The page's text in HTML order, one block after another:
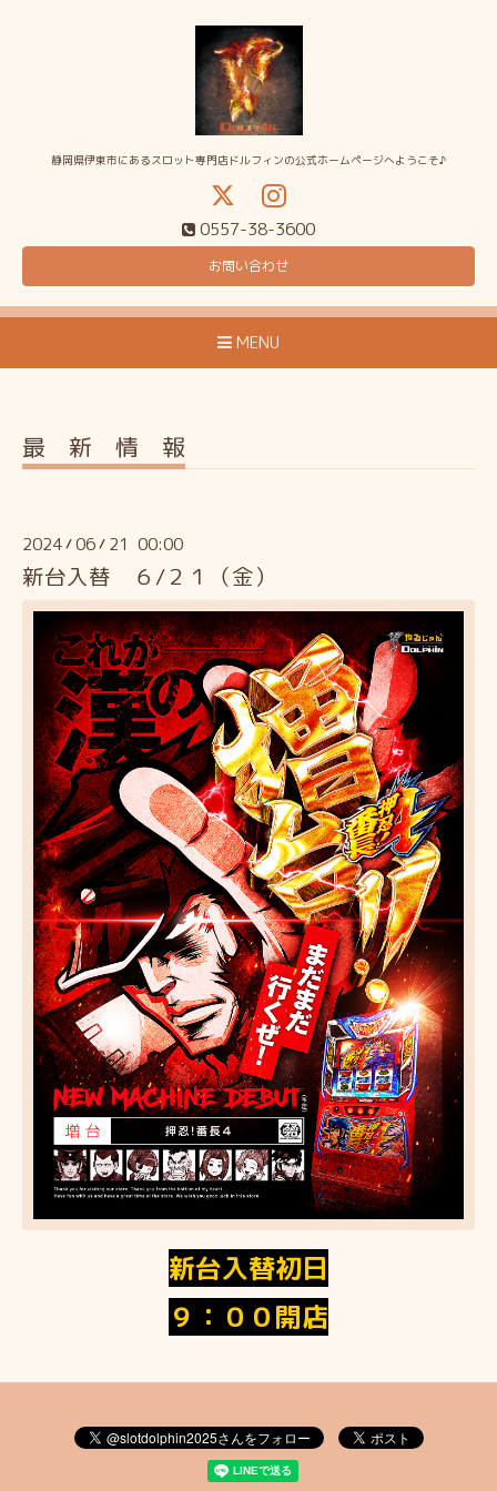
静岡県伊東市にあるスロット専門店ドルフィンの公式ホームページへようこそ♪
0557-38-3600
お問い合わせ
MENU
最 新 情 報
2024/06/ 21 00:00
新台入替 ６/２１（金）
新台入替初日
９：００開店